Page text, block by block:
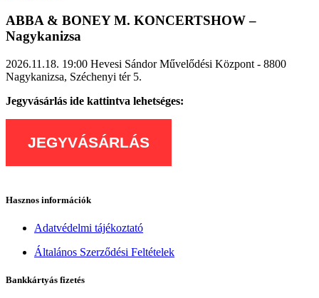
ABBA & BONEY M. KONCERTSHOW –
Nagykanizsa
2026.11.18. 19:00 Hevesi Sándor Művelődési Központ - 8800
Nagykanizsa, Széchenyi tér 5.
Jegyvásárlás ide kattintva lehetséges:
JEGYVÁSÁRLÁS
Hasznos információk
Adatvédelmi tájékoztató
Általános Szerződési Feltételek
Bankkártyás fizetés